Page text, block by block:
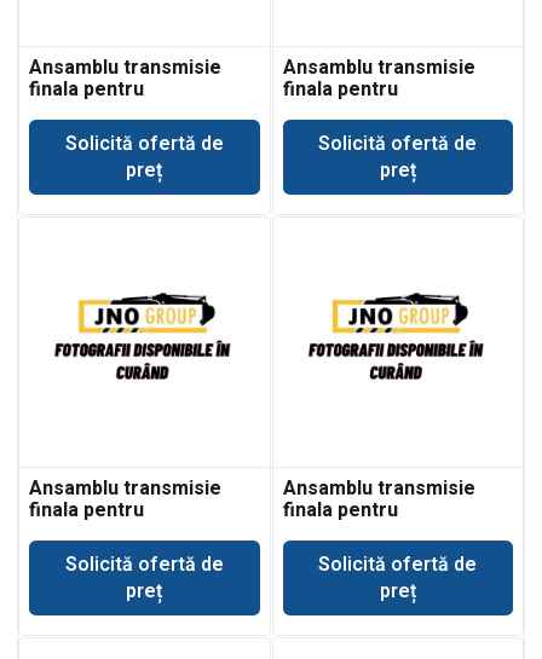
Ansamblu transmisie
finala pentru
580LXTSolicită ofertă de
preț
Ansamblu transmisie
finala pentru
580MSolicită ofertă de
preț
Ansamblu transmisie
finala pentru
580SLSolicită ofertă de
preț
Ansamblu transmisie
finala pentru
580SLESolicită ofertă de
preț